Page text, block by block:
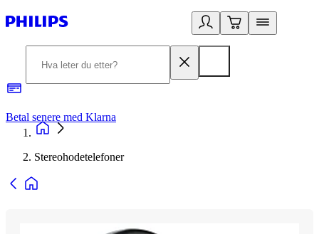
Betal senere med Klarna
Stereohodetelefoner